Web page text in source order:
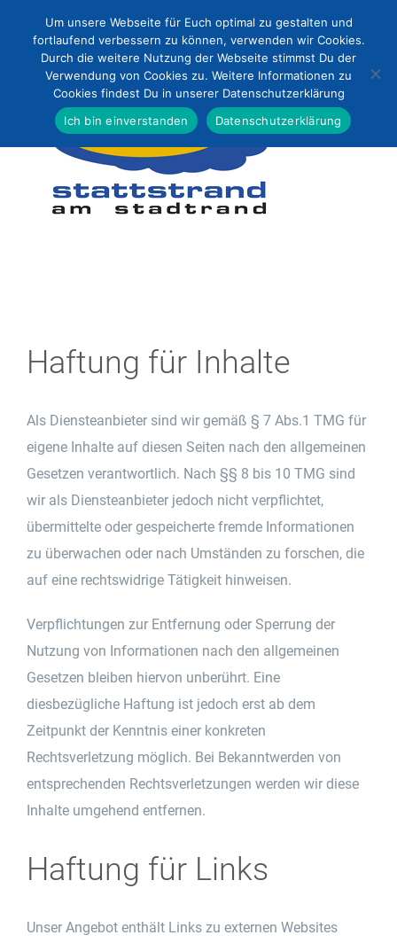
Inhalt
springen
Haftung für Inhalte
Als Diensteanbieter sind wir gemäß § 7 Abs.1 TMG für
eigene Inhalte auf diesen Seiten nach den allgemeinen
Gesetzen verantwortlich. Nach §§ 8 bis 10 TMG sind
wir als Diensteanbieter jedoch nicht verpflichtet,
übermittelte oder gespeicherte fremde Informationen
zu überwachen oder nach Umständen zu forschen, die
auf eine rechtswidrige Tätigkeit hinweisen.
Verpflichtungen zur Entfernung oder Sperrung der
Nutzung von Informationen nach den allgemeinen
Gesetzen bleiben hiervon unberührt. Eine
diesbezügliche Haftung ist jedoch erst ab dem
Zeitpunkt der Kenntnis einer konkreten
Rechtsverletzung möglich. Bei Bekanntwerden von
entsprechenden Rechtsverletzungen werden wir diese
Inhalte umgehend entfernen.
Haftung für Links
Unser Angebot enthält Links zu externen Websites
Um unsere Webseite für Euch optimal zu gestalten und
fortlaufend verbessern zu können, verwenden wir Cookies.
Durch die weitere Nutzung der Webseite stimmst Du der
Verwendung von Cookies zu. Weitere Informationen zu
Cookies findest Du in unserer Datenschutzerklärung
Ich bin einverstanden
Datenschutzerklärung